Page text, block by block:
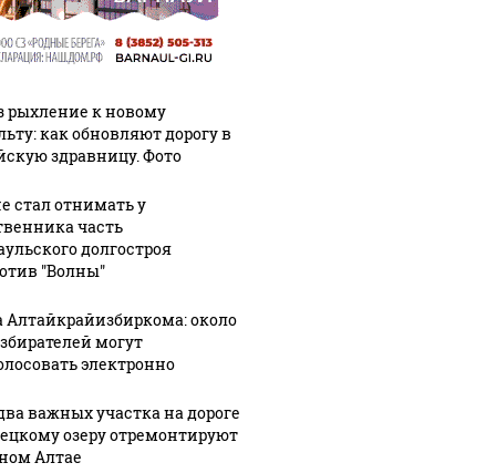
рыхление к новому
как обновляют дорогу в
здравницу. Фото
стал отнимать у
часть
долгостроя
"Волны"
Алтайкрайизбиркома: около
могут
электронно
важных участка на дороге
озеру отремонтируют
Алтае